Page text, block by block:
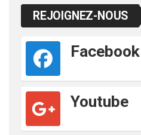
REJOIGNEZ-NOUS
Facebook
Youtube